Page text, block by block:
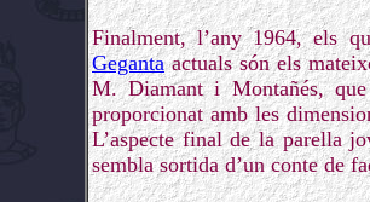
Finalment, l’any 1964, els
Gegantaactuals són els
M. Diamant i Montañés,
proporcionat amb les
L’aspecte final de la parella
sembla sortida d’un conte de